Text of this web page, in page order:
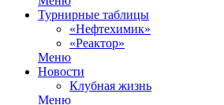
Турнирные таблицы
«Нефтехимик»
«Реактор»
Меню
Новости
Клубная жизнь
Меню